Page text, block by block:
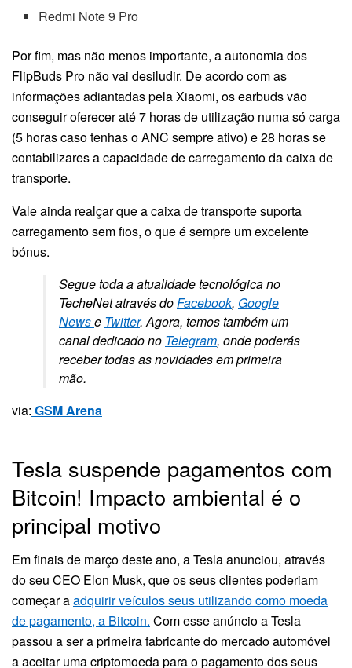
Redmi Note 9 Pro
Por fim, mas não menos importante, a autonomia dos
FlipBuds Pro não vai desiludir. De acordo com as
informações adiantadas pela Xiaomi, os earbuds vão
conseguir oferecer até 7 horas de utilização numa só carga
(5 horas caso tenhas o ANC sempre ativo) e 28 horas se
contabilizares a capacidade de carregamento da caixa de
transporte.
Vale ainda realçar que a caixa de transporte suporta
carregamento sem fios, o que é sempre um excelente
bónus.
Segue toda a atualidade tecnológica no
TecheNet através doFacebook, Google
Newse Twitter. Agora, temos também um
canal dedicado no Telegram, onde poderás
receber todas as novidades em primeira
mão.
via: GSM Arena
Tesla suspende pagamentos com
Bitcoin! Impacto ambiental é o
principal motivo
Em finais de março deste ano, a Tesla anunciou, através
do seu CEO Elon Musk, que os seus clientes poderiam
começar aadquirir veículos seus utilizando como moeda
de pagamento, a Bitcoin. Com esse anúncio a Tesla
passou a ser a primeira fabricante do mercado automóvel
a aceitar uma criptomoeda para o pagamento dos seus